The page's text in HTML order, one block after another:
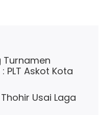
Turnamen
PLT Askot Kota
Usai Laga